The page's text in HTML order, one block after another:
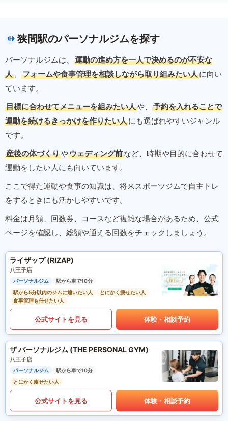
狭間駅のパーソナルジムを探す
パーソナルジムは、
運動の進め方を一人で決めるのが不安な
人 、 フォームや食事管理を相談しながら取り組みたい人に向い
ています。
目標に合わせてメニューを組みたい人や、
予約を入れることで
運動を続けるきっかけを作りたい人にも選ばれやすいジャンル
です。
産後の体づくりやウェディング前など、時期や目的に合わせて
運動をしたい人にも向いています。
ここで得た運動や食事の知識は、将来スポーツジムで自主トレ
をするときにも活かしやすいです。
料金は月額、回数券、コースなど複雑な場合があるため、公式
ページを確認し、総額や通える回数をチェックしましょう。
ライザップ (RIZAP)
八王子店
パーソナルジム
駅から車で10分
駅から5分以内のジムに通いたい人
とにかく痩せたい人
食事管理も任せたい人
公式サイトを見る 体験・相談予約
ザ パーソナルジム (THE PERSONAL GYM)
八王子店
パーソナルジム
駅から車で10分
とにかく痩せたい人
公式サイトを見る 体験・相談予約